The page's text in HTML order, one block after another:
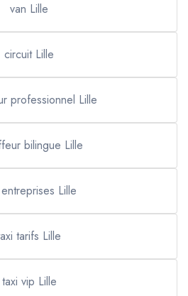
van Lille
circuit Lille
professionnel Lille
bilingue Lille
Lille
tarifs Lille
taxi vip Lille